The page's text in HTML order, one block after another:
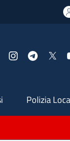
InstagramTelegram
Polizia